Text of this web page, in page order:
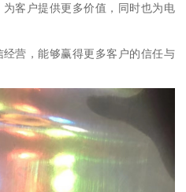
客户提供更多价值，同时也为电
营，能够赢得更多客户的信任与